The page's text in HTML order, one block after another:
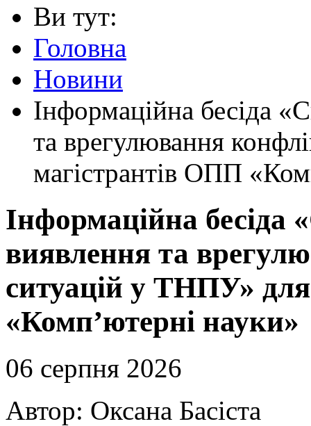
Ви тут:
Головна
Новини
Інформаційна бесіда
та врегулювання
магістрантів ОПП
Інформаційна бесіда
виявлення та
ситуацій у ТНПУ»
«Комп’ютерні науки»
06 серпня 2026
Автор: Оксана Басіста